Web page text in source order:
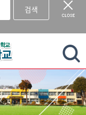
누리집입니다.
검색